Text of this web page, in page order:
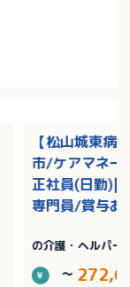
【松山城東病
市/ケアマネー
正社員(日勤)|
専門員/賞与あ
の介護・ヘルパー
～